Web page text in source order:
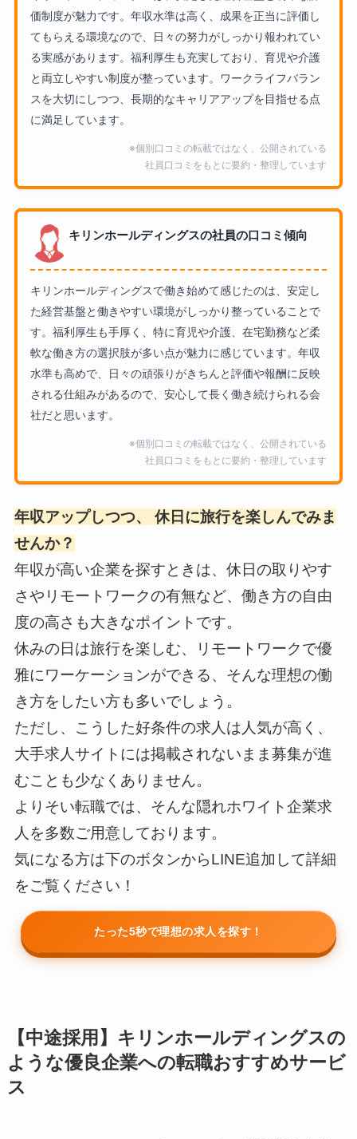
価制度が魅力です。年収水準は高く、成果を正当に評価し
てもらえる環境なので、日々の努力がしっかり報われてい
る実感があります。福利厚生も充実しており、育児や介護
と両立しやすい制度が整っています。ワークライフバラン
スを大切にしつつ、長期的なキャリアアップを目指せる点
に満足しています。
※個別口コミの転載ではなく、公開されている
社員口コミをもとに要約・整理しています
キリンホールディングスの社員の口コミ傾向
キリンホールディングスで働き始めて感じたのは、安定し
た経営基盤と働きやすい環境がしっかり整っていることで
す。福利厚生も手厚く、特に育児や介護、在宅勤務など柔
軟な働き方の選択肢が多い点が魅力に感じています。年収
水準も高めで、日々の頑張りがきちんと評価や報酬に反映
される仕組みがあるので、安心して長く働き続けられる会
社だと思います。
※個別口コミの転載ではなく、公開されている
社員口コミをもとに要約・整理しています
年収アップしつつ、 休日に旅行を楽しんでみま
せんか？
年収が高い企業を探すときは、休日の取りやす
さやリモートワークの有無など、働き方の自由
度の高さも大きなポイントです。
休みの日は旅行を楽しむ、リモートワークで優
雅にワーケーションができる、そんな理想の働
き方をしたい方も多いでしょう。
ただし、こうした好条件の求人は人気が高く、
大手求人サイトには掲載されないまま募集が進
むことも少なくありません。
よりそい転職では、そんな隠れホワイト企業求
人を多数ご用意しております。
気になる方は下のボタンからLINE追加して詳細
をご覧ください！
たった5秒で理想の求人を探す！
【中途採用】キリンホールディングスの
ような優良企業への転職おすすめサービ
ス